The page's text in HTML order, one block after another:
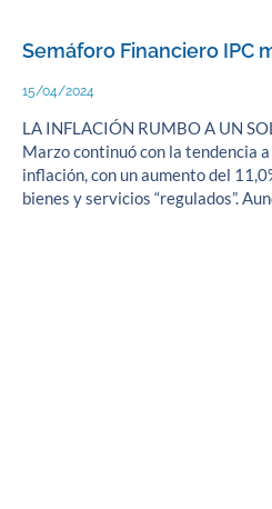
Semáforo Financiero IPC
15/04/2024
LA INFLACIÓN RUMBO A UN
Marzo continuó con la tendencia
inflación, con un aumento del
bienes y servicios “regulados”.